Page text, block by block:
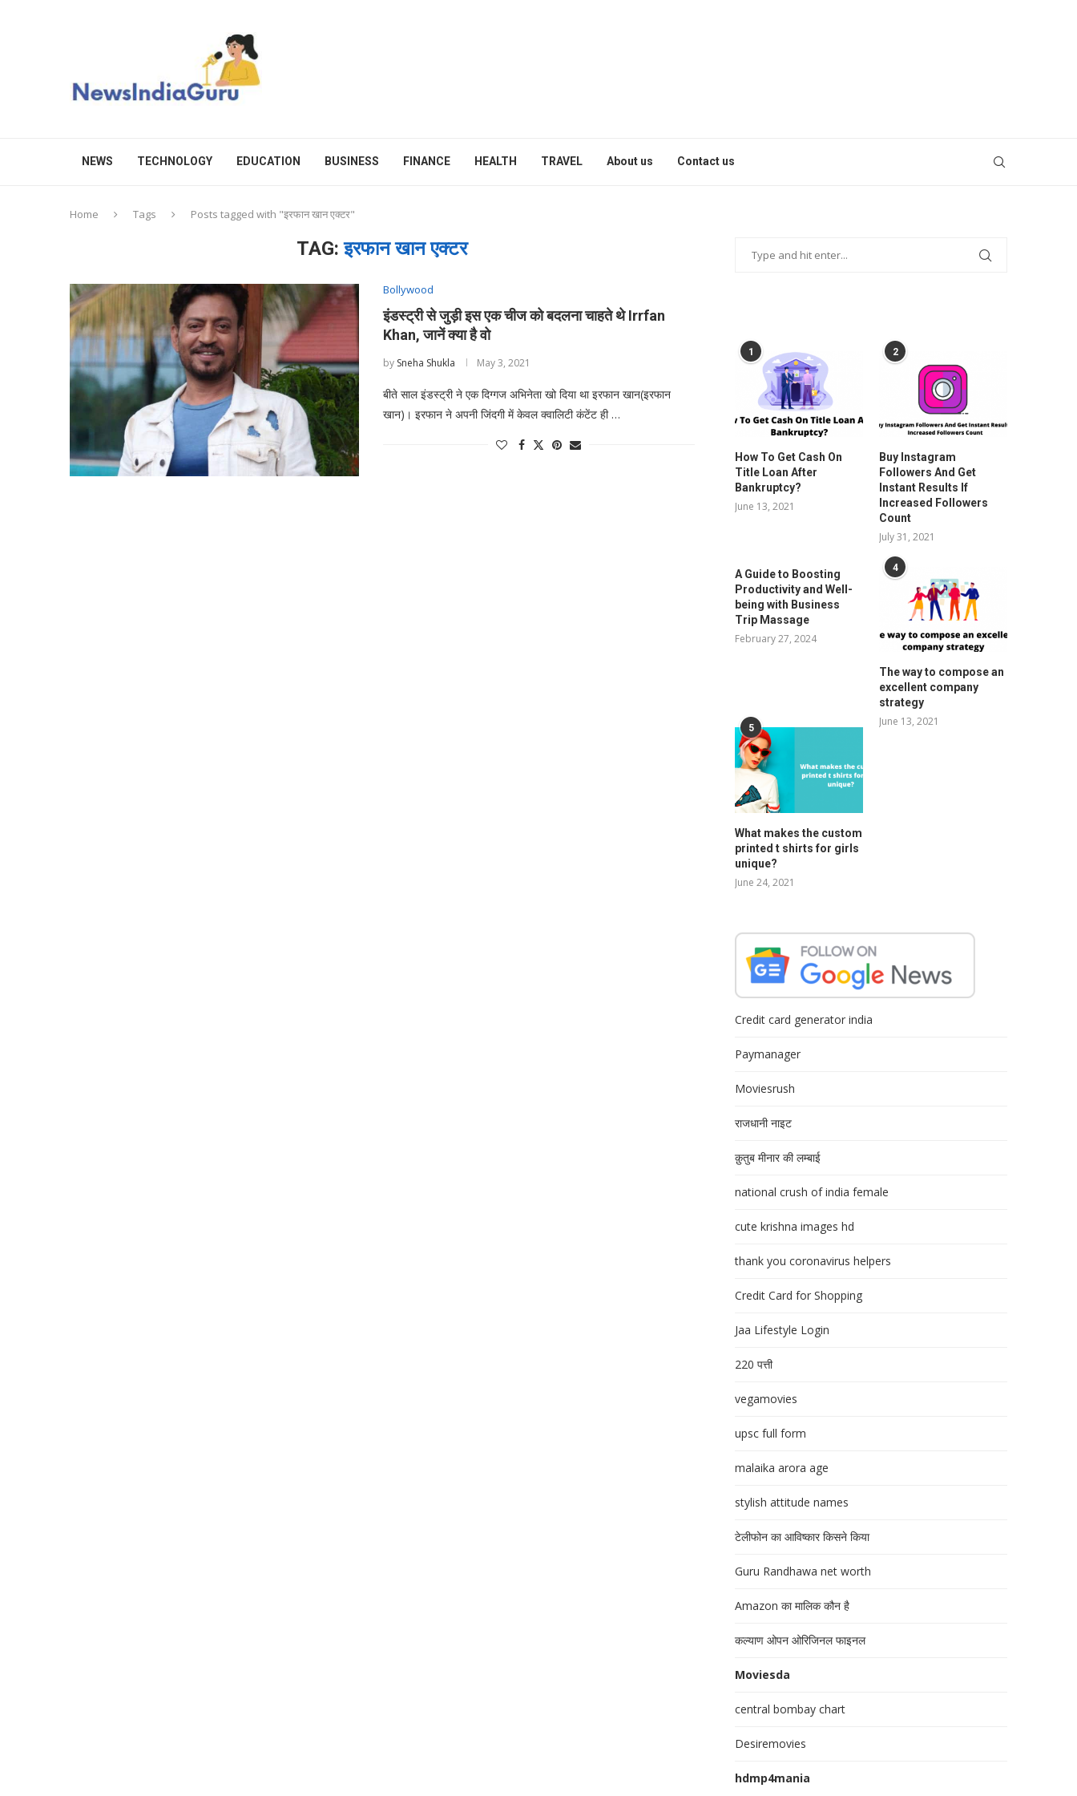
NEWS TECHNOLOGY EDUCATION BUSINESS FINANCE HEALTH TRAVEL About us Contact us
Home Tags Posts tagged with "इरफान खान एक्टर"
TAG:इरफान खान एक्टर
Bollywood
इंडस्ट्री से जुड़ी इस एक चीज को बदलना चाहते थे Irrfan
Khan, जानें क्या है वो
by Sneha Shukla May 3, 2021
बीते साल इंडस्ट्री ने एक दिग्गज अभिनेता खो दिया था इरफान खान(इरफान
खान)। इरफान ने अपनी जिंदगी में केवल क्वालिटी कंटेंट ही …
1
How To Get Cash On
Title Loan After
Bankruptcy?
June 13, 2021
2
Buy Instagram
Followers And Get
Instant Results If
Increased Followers
Count
July 31, 2021
A Guide to Boosting
Productivity and Well-
being with Business
Trip Massage
February 27, 2024
4
The way to compose an
excellent company
strategy
June 13, 2021
5
What makes the custom
printed t shirts for girls
unique?
June 24, 2021
Credit card generator india
Paymanager
Moviesrush
राजधानी नाइट
क़ुतुब मीनार की लम्बाई
national crush of india female
cute krishna images hd
thank you coronavirus helpers
Credit Card for Shopping
Jaa Lifestyle Login
220 पत्ती
vegamovies
upsc full form
malaika arora age
stylish attitude names
टेलीफोन का आविष्कार किसने किया
Guru Randhawa net worth
Amazon का मालिक कौन है
कल्याण ओपन ओरिजिनल फाइनल
Moviesda
central bombay chart
Desiremovies
hdmp4mania